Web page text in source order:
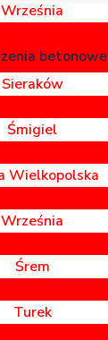
Września
betonowe
Sieraków
Śmigiel
Wielkopolska
Września
Śrem
Turek